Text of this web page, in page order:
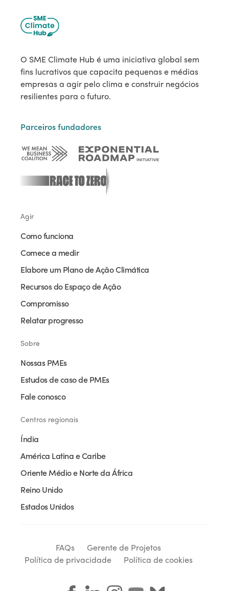
O SME Climate Hub é uma iniciativa global sem
fins lucrativos que capacita pequenas e médias
empresas a agir pelo clima e construir negócios
resilientes para o futuro.
Parceiros fundadores
Agir
Como funciona
Comece a medir
Elabore um Plano de Ação Climática
Recursos do Espaço de Ação
Compromisso
Relatar progresso
Sobre
Nossas PMEs
Estudos de caso de PMEs
Fale conosco
Centros regionais
Índia
América Latina e Caribe
Oriente Médio e Norte da África
Reino Unido
Estados Unidos
FAQs
Gerente de Projetos
Política de privacidade
Política de cookies